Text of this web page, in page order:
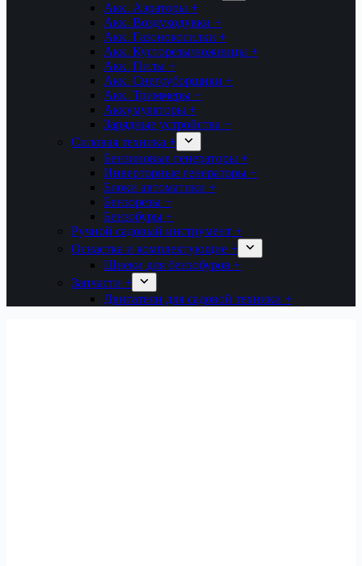
Акк. Аэраторы +
Акк. Воздуходувки +
Акк. Газонокосилки +
Акк. Кусторезы/ножницы +
Акк. Пилы +
Акк. Снегоуборщики +
Акк. Триммеры +
Аккумуляторы +
Зарядные устройства +
Силовая техника +
Бензиновые генераторы +
Инверторные генераторы +
Блоки автоматики +
Бензорезы +
Бензобуры +
Ручной садовый инструмент +
Оснастка и комплектующие +
Шнеки для бензобуров +
Запчасти +
Двигатели для садовой техники +